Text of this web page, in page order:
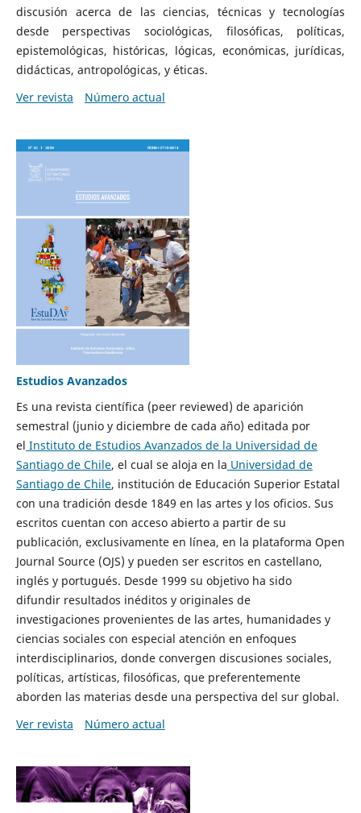
discusión acerca de las ciencias, técnicas y tecnologías
desde perspectivas sociológicas, filosóficas, políticas,
epistemológicas, históricas, lógicas, económicas, jurídicas,
didácticas, antropológicas, y éticas.
Ver revista
Número actual
Estudios Avanzados
Es una revista científica (peer reviewed) de aparición
semestral (junio y diciembre de cada año) editada por
el Instituto de Estudios Avanzados de la Universidad de
Santiago de Chile, el cual se aloja en la Universidad de
Santiago de Chile, institución de Educación Superior Estatal
con una tradición desde 1849 en las artes y los oficios. Sus
escritos cuentan con acceso abierto a partir de su
publicación, exclusivamente en línea, en la plataforma Open
Journal Source (OJS) y pueden ser escritos en castellano,
inglés y portugués. Desde 1999 su objetivo ha sido
difundir resultados inéditos y originales de
investigaciones provenientes de las artes, humanidades y
ciencias sociales con especial atención en enfoques
interdisciplinarios, donde convergen discusiones sociales,
políticas, artísticas, filosóficas, que preferentemente
aborden las materias desde una perspectiva del sur global.
Ver revista
Número actual